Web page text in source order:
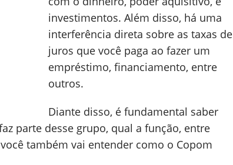
investimentos. Além disso, há uma
interferência direta sobre as taxas de
juros que você paga ao fazer um
empréstimo, financiamento, entre
outros.
Diante disso, é fundamental saber
parte desse grupo, qual a função, entre
também vai entender como o Copom